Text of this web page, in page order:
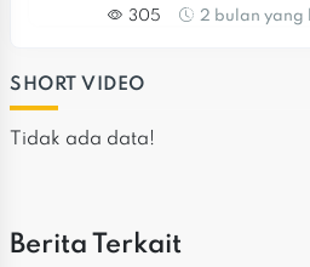
305 2 bulan yang
SHORT VIDEO
Tidak ada data!
Berita Terkait